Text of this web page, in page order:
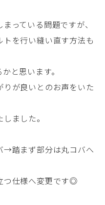
っている問題ですが、
を行い縫い直す方法も
と思います。
が良いとのお声をいた
ました。
→踏まず部分は丸コバへ
つ仕様へ変更です◎